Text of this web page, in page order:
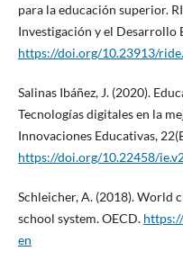
para la educación superior.
Investigación y el Desarrollo
https://doi.org/10.23913/
Salinas Ibáñez, J. (2020).
Tecnologías digitales en la
Innovaciones Educativas,
https://doi.org/10.22458/
Schleicher, A. (2018). World
school system. OECD.
en